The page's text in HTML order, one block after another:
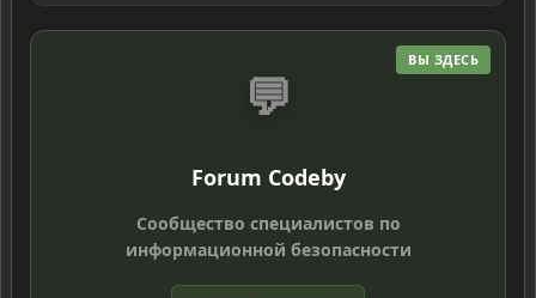
ВЫ ЗДЕСЬ
💬
Forum Codeby
Сообщество специалистов по
информационной безопасности